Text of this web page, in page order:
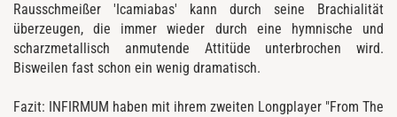
Rausschmeißer 'Icamiabas' kann durch seine Brachialität
überzeugen, die immer wieder durch eine hymnische und
scharzmetallisch anmutende Attitüde unterbrochen wird.
Bisweilen fast schon ein wenig dramatisch.
Fazit: INFIRMUM haben mit ihrem zweiten Longplayer "From The